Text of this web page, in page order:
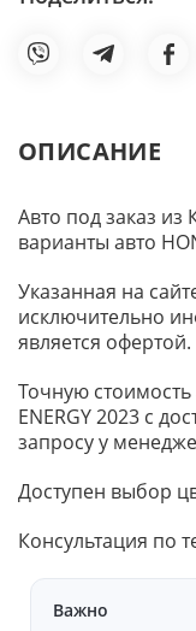
ОПИСАНИЕ
Авто под заказ
варианты авто
Указанная на
исключительно
является офертой.
Точную стоимость
ENERGY 2023 с
запросу у
Доступен выбор
Консультация по
Важно